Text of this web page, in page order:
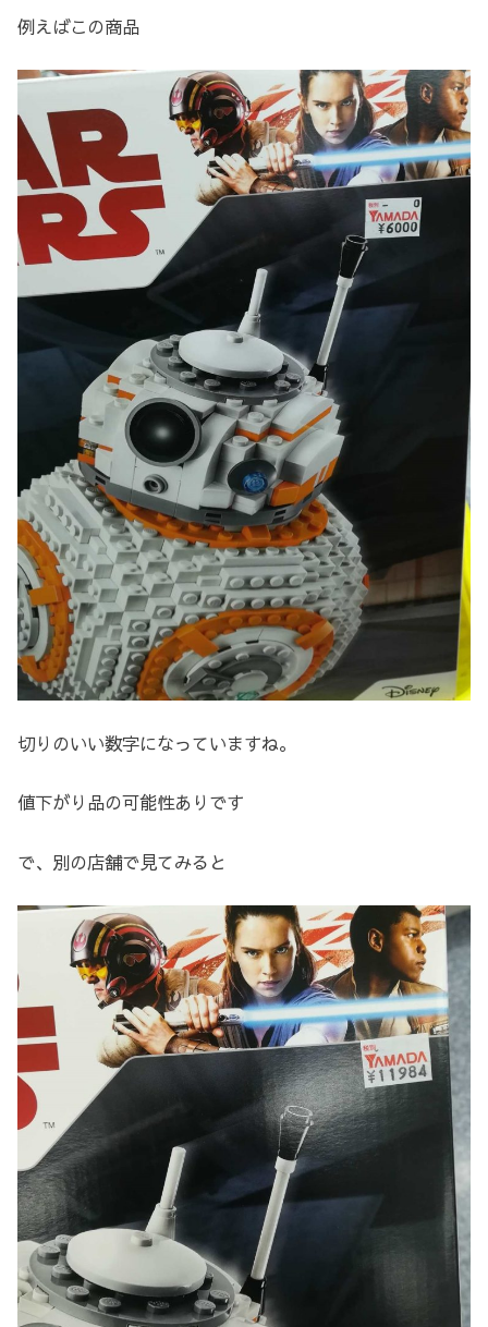
例えばこの商品
切りのいい数字になっていますね。
値下がり品の可能性ありです
で、別の店舗で見てみると